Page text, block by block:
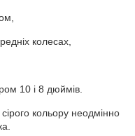
колесах,
10 і 8 дюймів.
кольору неодмінно